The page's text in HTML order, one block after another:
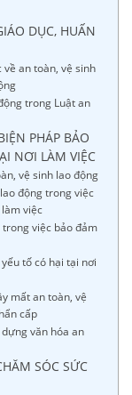
DỤC, HUẤN
an toàn, vệ sinh
trong Luật an
PHÁP BẢO
NƠI LÀM VIỆC
vệ sinh lao động
động trong việc
việc
việc bảo đảm
tố có hại tại nơi
mất an toàn, vệ
cấp
văn hóa an
SÓC SỨC